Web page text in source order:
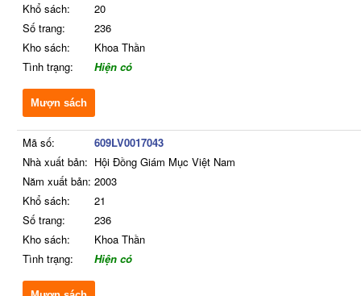
Khổ sách:
20
Số trang:
236
Kho sách:
Khoa Thần
Tình trạng:
Hiện có
Mượn sách
Mã số:
609LV0017043
Nhà xuất bản: Hội Đồng Giám Mục Việt Nam
Năm xuất bản: 2003
Khổ sách:
21
Số trang:
236
Kho sách:
Khoa Thần
Tình trạng:
Hiện có